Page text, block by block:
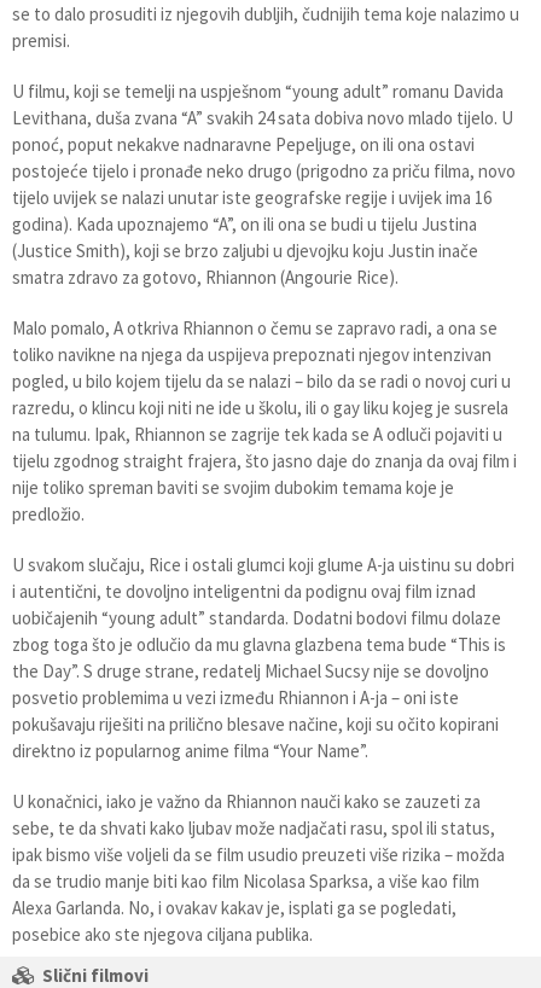
se to dalo prosuditi iz njegovih dubljih, čudnijih tema koje nalazimo u
premisi.
U filmu, koji se temelji na uspješnom “young adult” romanu Davida
Levithana, duša zvana “A” svakih 24 sata dobiva novo mlado tijelo. U
ponoć, poput nekakve nadnaravne Pepeljuge, on ili ona ostavi
postojeće tijelo i pronađe neko drugo (prigodno za priču filma, novo
tijelo uvijek se nalazi unutar iste geografske regije i uvijek ima 16
godina). Kada upoznajemo “A”, on ili ona se budi u tijelu Justina
(Justice Smith), koji se brzo zaljubi u djevojku koju Justin inače
smatra zdravo za gotovo, Rhiannon (Angourie Rice).
Malo pomalo, A otkriva Rhiannon o čemu se zapravo radi, a ona se
toliko navikne na njega da uspijeva prepoznati njegov intenzivan
pogled, u bilo kojem tijelu da se nalazi – bilo da se radi o novoj curi u
razredu, o klincu koji niti ne ide u školu, ili o gay liku kojeg je susrela
na tulumu. Ipak, Rhiannon se zagrije tek kada se A odluči pojaviti u
tijelu zgodnog straight frajera, što jasno daje do znanja da ovaj film i
nije toliko spreman baviti se svojim dubokim temama koje je
predložio.
U svakom slučaju, Rice i ostali glumci koji glume A-ja uistinu su dobri
i autentični, te dovoljno inteligentni da podignu ovaj film iznad
uobičajenih “young adult” standarda. Dodatni bodovi filmu dolaze
zbog toga što je odlučio da mu glavna glazbena tema bude “This is
the Day”. S druge strane, redatelj Michael Sucsy nije se dovoljno
posvetio problemima u vezi između Rhiannon i A-ja – oni iste
pokušavaju riješiti na prilično blesave načine, koji su očito kopirani
direktno iz popularnog anime filma “Your Name”.
U konačnici, iako je važno da Rhiannon nauči kako se zauzeti za
sebe, te da shvati kako ljubav može nadjačati rasu, spol ili status,
ipak bismo više voljeli da se film usudio preuzeti više rizika – možda
da se trudio manje biti kao film Nicolasa Sparksa, a više kao film
Alexa Garlanda. No, i ovakav kakav je, isplati ga se pogledati,
posebice ako ste njegova ciljana publika.
Slični filmovi